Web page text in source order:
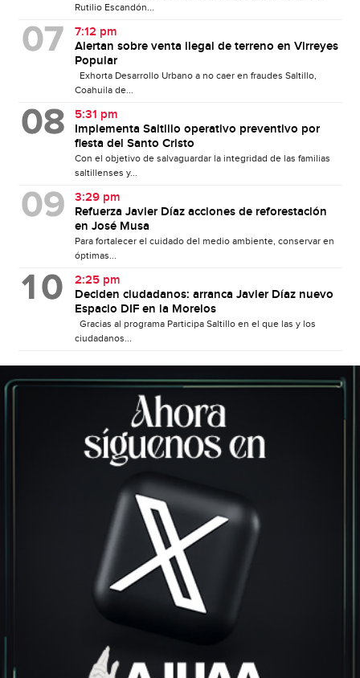
Rutilio Escandón...
7:12 pm
Alertan sobre venta ilegal de terreno en Virreyes
Popular
Exhorta Desarrollo Urbano a no caer en fraudes Saltillo,
Coahuila de...
5:31 pm
Implementa Saltillo operativo preventivo por
fiesta del Santo Cristo
Con el objetivo de salvaguardar la integridad de las familias
saltillenses y...
3:29 pm
Refuerza Javier Díaz acciones de reforestación
en José Musa
Para fortalecer el cuidado del medio ambiente, conservar en
óptimas...
2:25 pm
Deciden ciudadanos: arranca Javier Díaz nuevo
Espacio DIF en la Morelos
Gracias al programa Participa Saltillo en el que las y los
ciudadanos...